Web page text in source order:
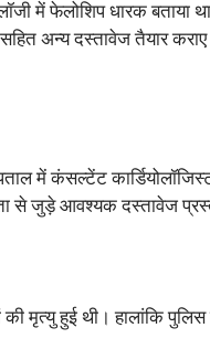
में फेलोशिप धारक
अन्य दस्तावेज तैयार
में कंसल्टेंट
से जुड़े आवश्यक दस्तावेज
हुई थी। हालांकि पुलिस